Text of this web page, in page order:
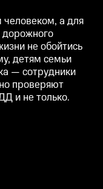
проверяют младшее
на знание ПДД и не
а для
дорожного
не обойтись
детям семьи
— сотрудники
проверяют
и не только.